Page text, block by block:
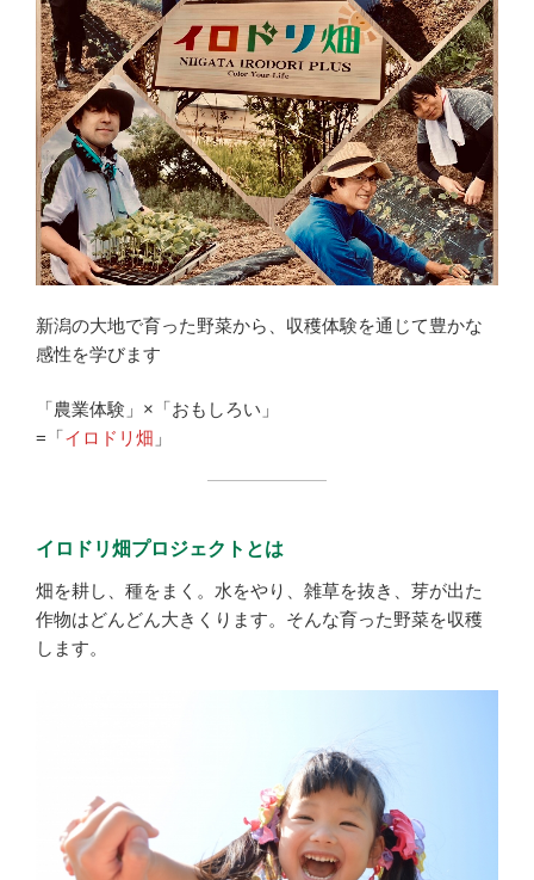
新潟の大地で育った野菜から、収穫体験を通じて豊かな
感性を学びます
「農業体験」×「おもしろい」
=「イロドリ畑 」
イロドリ畑プロジェクト とは
畑を耕し、種をまく。水をやり、雑草を抜き、芽が出た
作物はどんどん大きくります。そんな育った野菜を収穫
します。